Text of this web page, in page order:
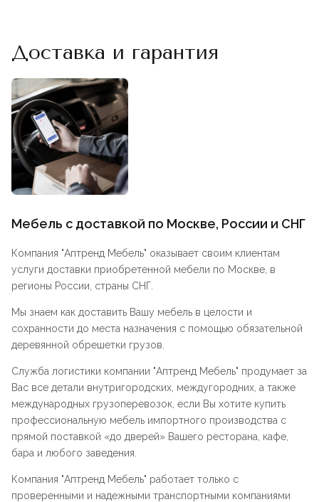
Доставка и гарантия
Мебель с доставкой по Москве, России и СНГ
Компания "Аптренд Мебель" оказывает своим клиентам
услуги доставки приобретенной мебели по Москве, в
регионы России, страны СНГ.
Мы знаем как доставить Вашу мебель в целости и
сохранности до места назначения с помощью обязательной
деревянной обрешетки грузов.
Служба логистики компании "Аптренд Мебель" продумает за
Вас все детали внутригородских, междугородних, а также
международных грузоперевозок, если Вы хотите купить
профессиональную мебель импортного производства с
прямой поставкой «до дверей» Вашего ресторана, кафе,
бара и любого заведения.
Компания "Аптренд Мебель" работает только с
проверенными и надежными транспортными компаниями